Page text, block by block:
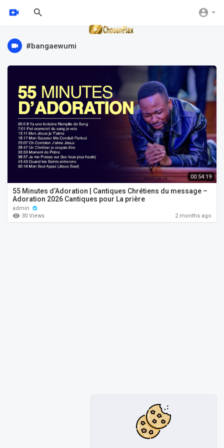
#bangaewumi
00:54:19
55 Minutes d’Adoration | Cantiques Chrétiens du message –
Adoration 2026 Cantiques pour La prière
admin
30 Views
2 months ago